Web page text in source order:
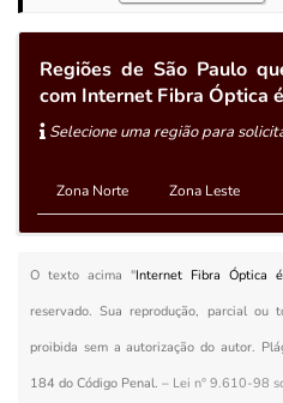
Regiões de São Paulo
com Internet Fibra Óptica
Selecione uma região para
Zona Norte Zona Leste
O texto acima "Internet Fibra Óptica
reservado. Sua reprodução, parcial ou
proibida sem a autorização do autor.
184 do Código Penal. – Lei n° 9.610-98